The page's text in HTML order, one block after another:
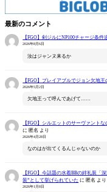
最新のコメント
【FGO】剣ジルにNP100チャージ条
2026年8月6日
汝はジャンヌ来るか
【FGO】プレイアブルでジョン欠地
2026年5月2日
欠地王って呼んであげて……
【FGO】シルエットのサーヴァント
に 匿名 より
2026年4月28日
なのはが出てくるんじゃないのか
【FGO】今話題の水着BBの絆礼装
装”として挙げられていた に 匿名 より
2026年1月8日